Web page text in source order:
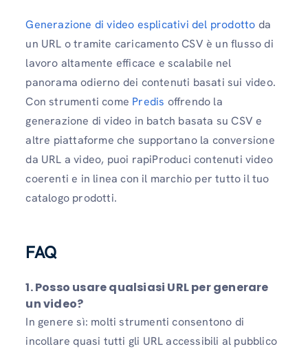
Generazione di video esplicativi del prodotto da
un URL o tramite caricamento CSV è un flusso di
lavoro altamente efficace e scalabile nel
panorama odierno dei contenuti basati sui video.
Con strumenti come Predis offrendo la
generazione di video in batch basata su CSV e
altre piattaforme che supportano la conversione
da URL a video, puoi rapiProduci contenuti video
coerenti e in linea con il marchio per tutto il tuo
catalogo prodotti.
FAQ
1. Posso usare qualsiasi URL per generare
un video?
In genere sì: molti strumenti consentono di
incollare quasi tutti gli URL accessibili al pubblico